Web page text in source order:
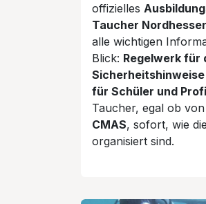
offizielles
Taucher
alle wichtigen
Blick: Regelwerk für
für Schüler und
Taucher, egal ob von
CMAS, sofort, wie
organisiert sind.